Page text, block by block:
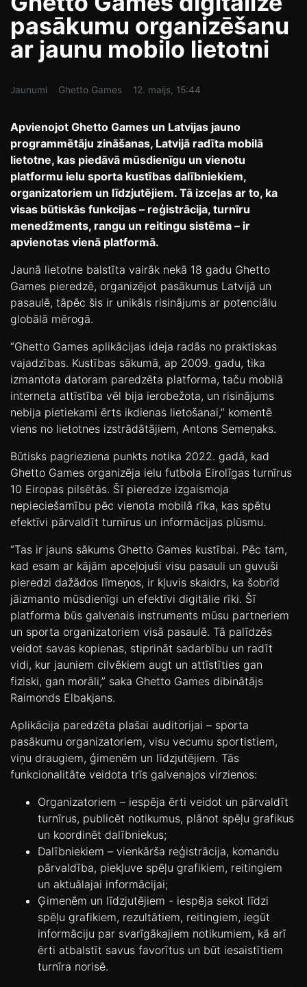
pasākumu organizēšanu
ar jaunu mobilo lietotni
Jaunumi Ghetto Games 12. maijs, 15:44
Apvienojot Ghetto Games un Latvijas jauno
programmētāju zināšanas, Latvijā radīta mobilā
lietotne, kas piedāvā mūsdienīgu un vienotu
platformu ielu sporta kustības dalībniekiem,
organizatoriem un līdzjutējiem. Tā izceļas ar to, ka
visas būtiskās funkcijas – reģistrācija, turnīru
menedžments, rangu un reitingu sistēma – ir
apvienotas vienā platformā.
Jaunā lietotne balstīta vairāk nekā 18 gadu Ghetto
Games pieredzē, organizējot pasākumus Latvijā un
pasaulē, tāpēc šis ir unikāls risinājums ar potenciālu
globālā mērogā.
“Ghetto Games aplikācijas ideja radās no praktiskas
vajadzības. Kustības sākumā, ap 2009. gadu, tika
izmantota datoram paredzēta platforma, taču mobilā
interneta attīstība vēl bija ierobežota, un risinājums
nebija pietiekami ērts ikdienas lietošanai,” komentē
viens no lietotnes izstrādātājiem, Antons Semeņaks.
Būtisks pagrieziena punkts notika 2022. gadā, kad
Ghetto Games organizēja ielu futbola Eirolīgas turnīrus
10 Eiropas pilsētās. Šī pieredze izgaismoja
nepieciešamību pēc vienota mobilā rīka, kas spētu
efektīvi pārvaldīt turnīrus un informācijas plūsmu.
“Tas ir jauns sākums Ghetto Games kustībai. Pēc tam,
kad esam ar kājām apceļojuši visu pasauli un guvuši
pieredzi dažādos līmeņos, ir kļuvis skaidrs, ka šobrīd
jāizmanto mūsdienīgi un efektīvi digitālie rīki. Šī
platforma būs galvenais instruments mūsu partneriem
un sporta organizatoriem visā pasaulē. Tā palīdzēs
veidot savas kopienas, stiprināt sadarbību un radīt
vidi, kur jauniem cilvēkiem augt un attīstīties gan
fiziski, gan morāli,” saka Ghetto Games dibinātājs
Raimonds Elbakjans.
Aplikācija paredzēta plašai auditorijai – sporta
pasākumu organizatoriem, visu vecumu sportistiem,
viņu draugiem, ģimenēm un līdzjutējiem. Tās
funkcionalitāte veidota trīs galvenajos virzienos:
Organizatoriem – iespēja ērti veidot un pārvaldīt
turnīrus, publicēt notikumus, plānot spēļu grafikus
un koordinēt dalībniekus;
Dalībniekiem – vienkārša reģistrācija, komandu
pārvaldība, piekļuve spēļu grafikiem, reitingiem
un aktuālajai informācijai;
Ģimenēm un līdzjutējiem - iespēja sekot līdzi
spēļu grafikiem, rezultātiem, reitingiem, iegūt
informāciju par svarīgākajiem notikumiem, kā arī
ērti atbalstīt savus favorītus un būt iesaistītiem
turnīra norisē.